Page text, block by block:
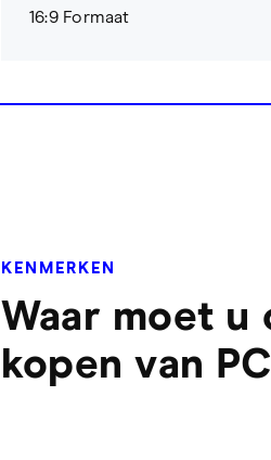
16:9 Formaat
KENMERKEN
Waar moet
kopen van